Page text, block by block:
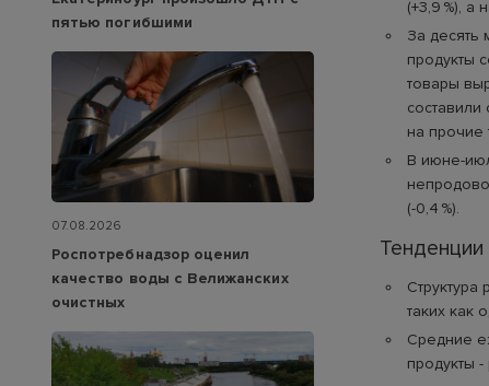
(+3,9 %), а
За десять
продукты
товары
составили
на прочие
В июне-
(-0,4 %).
таких как
Средние
продукты
пятью погибшими
07.08.2026
Роспотребнадзор оценил
качество воды с Велижанских
очистных